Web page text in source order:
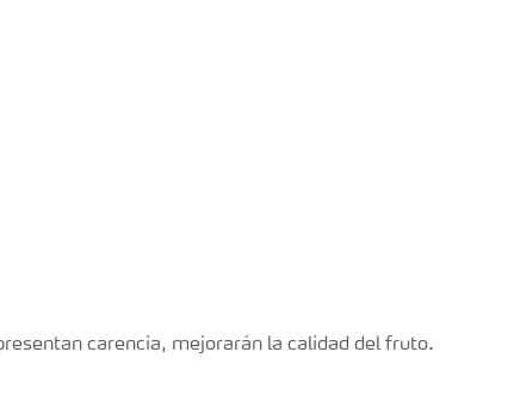
carencia, mejorarán la calidad del fruto.